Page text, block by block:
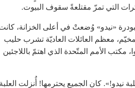
التي تمرّ مقتلعةً سقوف البيوت.
«نيدو» وُضعتْ في أعلى الخزانة،
معظم العائلات العاديّة تشرب حليب
مكتب الأمم المتّحدة الذي اهتمّ باللاجئين
نيدو!». كان الجميع يحترمها! أُنزلت العلبة